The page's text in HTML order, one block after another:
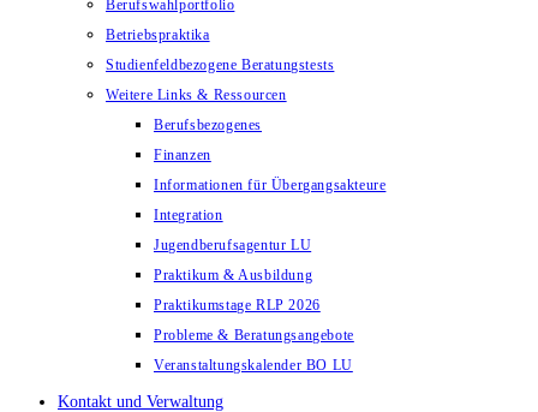
Berufswahlportfolio
Betriebspraktika
Studienfeldbezogene Beratungstests
Weitere Links & Ressourcen
Berufsbezogenes
Finanzen
Informationen für Übergangsakteure
Integration
Jugendberufsagentur LU
Praktikum & Ausbildung
Praktikumstage RLP 2026
Probleme & Beratungsangebote
Veranstaltungskalender BO LU
Kontakt und Verwaltung